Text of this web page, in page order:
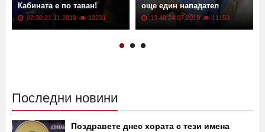
Кабината е по таван!
02:30 21.11.2019 12231
още един нападател
13:40 24.07.2019 11153
Последни новини
Поздравете днес хората с тези имена